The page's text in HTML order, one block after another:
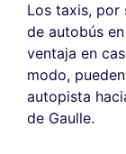
Los taxis, por
de autobús
ventaja en
modo,
autopista
de Gaulle.